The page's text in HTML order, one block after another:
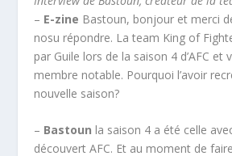
– E-zine Bastoun, bonjour et merci
nosu répondre. La team King of
par Guile lors de la saison 4 d’AFC et
membre notable. Pourquoi l’avoir
nouvelle saison?
– Bastoun la saison 4 a été celle
découvert AFC. Et au moment de